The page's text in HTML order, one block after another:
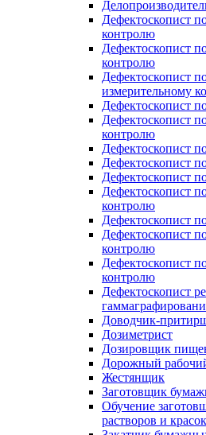
Дефектоскопист
контролю
Дефектоскопист
контролю
Дефектоскопист
измерительному
Дефектоскопист
Дефектоскопист
контролю
Дефектоскопист
Дефектоскопист
Дефектоскопист
Дефектоскопист
контролю
Дефектоскопист
Дефектоскопист
контролю
Дефектоскопист
контролю
Дефектоскопист
Доводчик-
Дозиметрист
Дозировщик
Дорожный
Жестянщик
Заготовщик
Обучение
растворов и красок